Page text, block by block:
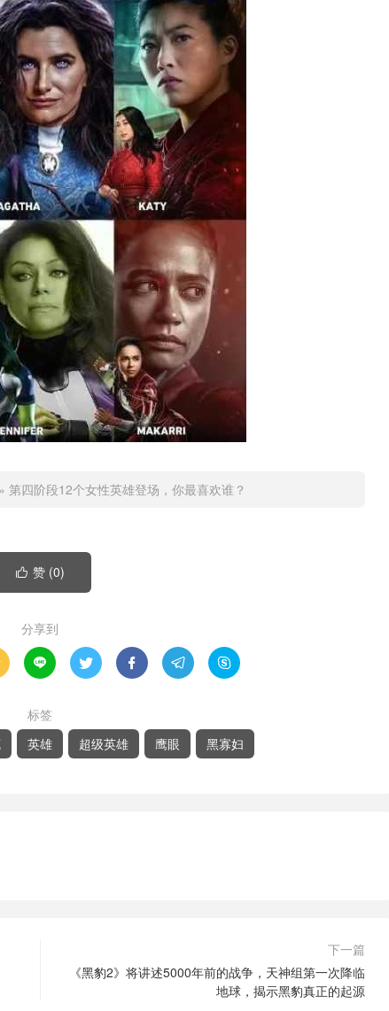
» 第四阶段12个女性英雄登场，你最喜欢谁？
 赞 (0)
分享到
    
标签
英雄 超级英雄 鹰眼 黑寡妇
下一篇
《黑豹2》将讲述5000年前的战争，天神组第一次降临
地球，揭示黑豹真正的起源